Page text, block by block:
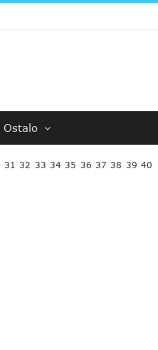
Ostalo
31 32 33 34 35 36 37 38 39 40